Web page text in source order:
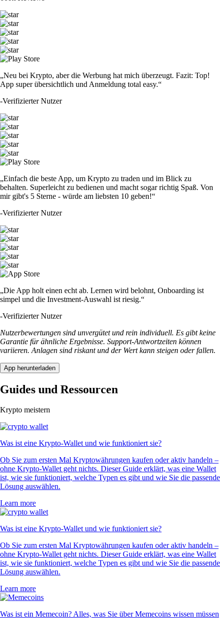
„Neu bei Krypto, aber die Werbung hat mich überzeugt. Fazit: Top!
App super übersichtlich und Anmeldung total easy.“
-Verifizierter Nutzer
„Einfach die beste App, um Krypto zu traden und im Blick zu
behalten. Superleicht zu bedienen und macht sogar richtig Spaß. Von
mir gibt's 5 Sterne - würde am liebsten 10 geben!“
-Verifizierter Nutzer
„Die App holt einen echt ab. Lernen wird belohnt, Onboarding ist
simpel und die Investment-Auswahl ist riesig.“
-Verifizierter Nutzer
Nutzerbewertungen sind unvergütet und rein individuell. Es gibt keine
Garantie für ähnliche Ergebnisse. Support-Antwortzeiten können
variieren. Anlagen sind riskant und der Wert kann steigen oder fallen.
App herunterladen
Guides und Ressourcen
Krypto meistern
Was ist eine Krypto-Wallet und wie funktioniert sie?
Ob Sie zum ersten Mal Kryptowährungen kaufen oder aktiv handeln –
ohne Krypto-Wallet geht nichts. Dieser Guide erklärt, was eine Wallet
ist, wie sie funktioniert, welche Typen es gibt und wie Sie die passende
Lösung auswählen.
Learn more
Was ist eine Krypto-Wallet und wie funktioniert sie?
Ob Sie zum ersten Mal Kryptowährungen kaufen oder aktiv handeln –
ohne Krypto-Wallet geht nichts. Dieser Guide erklärt, was eine Wallet
ist, wie sie funktioniert, welche Typen es gibt und wie Sie die passende
Lösung auswählen.
Learn more
Was ist ein Memecoin? Alles, was Sie über Memecoins wissen müssen